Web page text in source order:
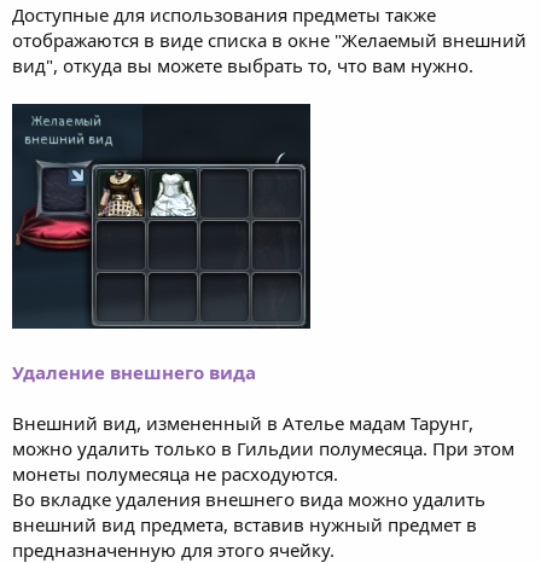
Доступные для использования предметы также
отображаются в виде списка в окне "Желаемый внешний
вид", откуда вы можете выбрать то, что вам нужно.
Удаление внешнего вида
Внешний вид, измененный в Ателье мадам Тарунг,
можно удалить только в Гильдии полумесяца. При этом
монеты полумесяца не расходуются.
Во вкладке удаления внешнего вида можно удалить
внешний вид предмета, вставив нужный предмет в
предназначенную для этого ячейку.